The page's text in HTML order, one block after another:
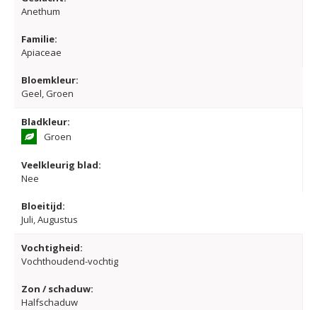
Anethum
Familie:
Apiaceae
Bloemkleur:
Geel, Groen
Bladkleur:
Groen
Veelkleurig blad:
Nee
Bloeitijd:
Juli, Augustus
Vochtigheid:
Vochthoudend-vochtig
Zon / schaduw:
Halfschaduw